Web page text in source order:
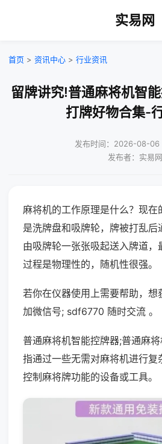
实易网
首页 > 资讯中心 > 行业资讯
留牌讲究!普通麻将机智
打牌好物合集-
发布时间：2026-08-06
发布者：实易网
麻将机的工作原理是什么？现在
是洗牌盘和吸牌轮，牌被打乱后
由吸牌轮一张张吸起送入牌道，
过程是物理性的，随机性很强。
若你在仪器使用上需要帮助，想
加微信号; sdf6770 随时交流 。
普通麻将机智能控牌器;普通麻
指通过一些无需对麻将机进行复
控制麻将牌功能的设备或工具。